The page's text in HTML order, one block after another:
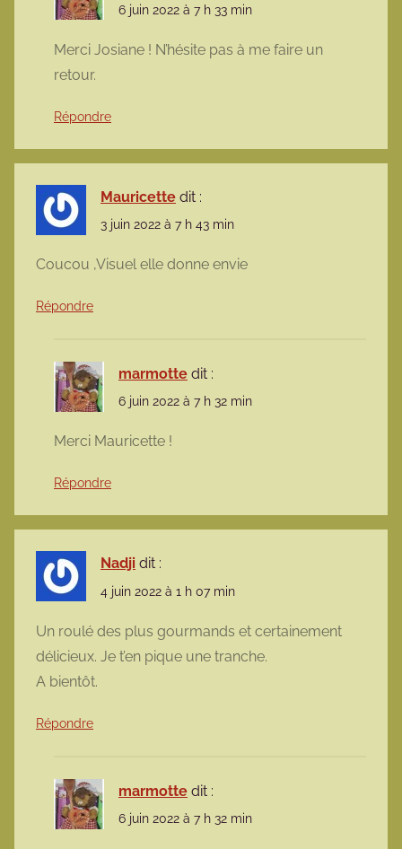
6 juin 2022 à 7 h 33 min
Merci Josiane ! N’hésite pas à me faire un
retour.
Répondre
Mauricette dit :
3 juin 2022 à 7 h 43 min
Coucou ,Visuel elle donne envie
Répondre
marmotte dit :
6 juin 2022 à 7 h 32 min
Merci Mauricette !
Répondre
Nadji dit :
4 juin 2022 à 1 h 07 min
Un roulé des plus gourmands et certainement
délicieux. Je t’en pique une tranche.
A bientôt.
Répondre
marmotte dit :
6 juin 2022 à 7 h 32 min